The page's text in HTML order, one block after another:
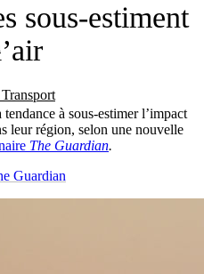
sous-estiment
à sous-estimer l’impact
leur région, selon une nouvelle
The Guardian.
Guardian